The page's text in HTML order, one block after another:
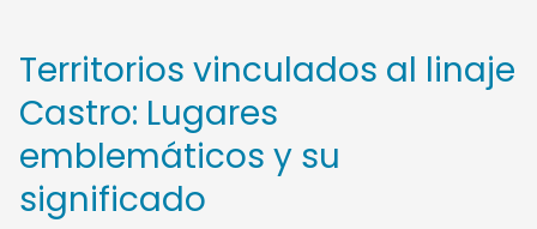
Territorios vinculados al linaje
Castro: Lugares
emblemáticos y su
significado